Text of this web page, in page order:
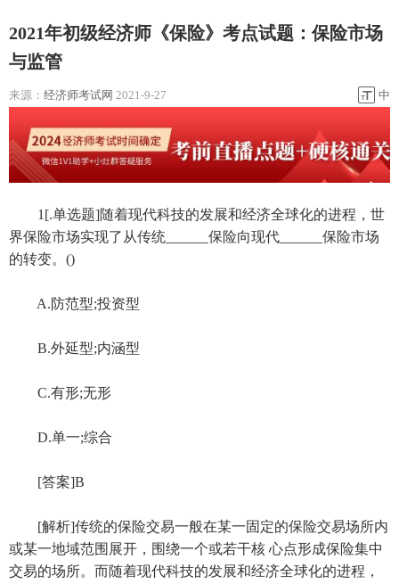
2021年初级经济师《保险》考点试题：保险市场
与监管
来源： 经济师考试网 2021-9-27 中
1[.单选题]随着现代科技的发展和经济全球化的进程，世
界保险市场实现了从传统______保险向现代______保险市场
的转变。()
A.防范型;投资型
B.外延型;内涵型
C.有形;无形
D.单一;综合
[答案]B
[解析]传统的保险交易一般在某一固定的保险交易场所内
或某一地域范围展开，围绕一个或若干核 心点形成保险集中
交易的场所。而随着现代科技的发展和经济全球化的进程，